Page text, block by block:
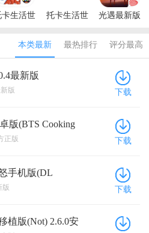
卡生活世
版2026
托卡生活世
本2026(Toca
Life World)
光遇最新版
本类最新 最热排行 评分最高
最新版
版 下载
版(BTS Cooking
版
正版 下载
手机版(DL
1.24最新版
版 下载
植版(Not) 2.6.0安